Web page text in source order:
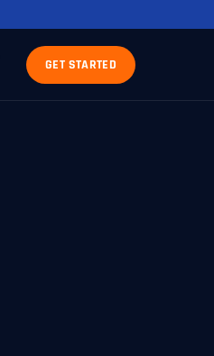
GET STARTED